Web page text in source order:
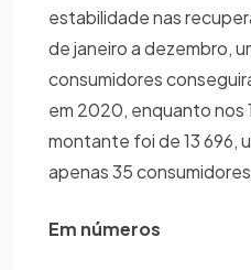
estabilidade nas
de janeiro a dezembro,
consumidores
em 2020, enquanto nos
montante foi de 13 696,
apenas 35
Em números